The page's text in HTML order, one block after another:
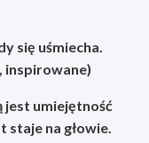
się uśmiecha.
inspirowane)
jest umiejętność
staje na głowie.